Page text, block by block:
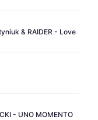
& RAIDER - Love
- UNO MOMENTO